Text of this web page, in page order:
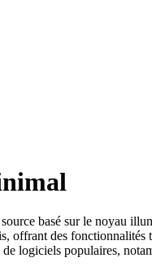
basé sur le noyau
offrant des
logiciels populaires,